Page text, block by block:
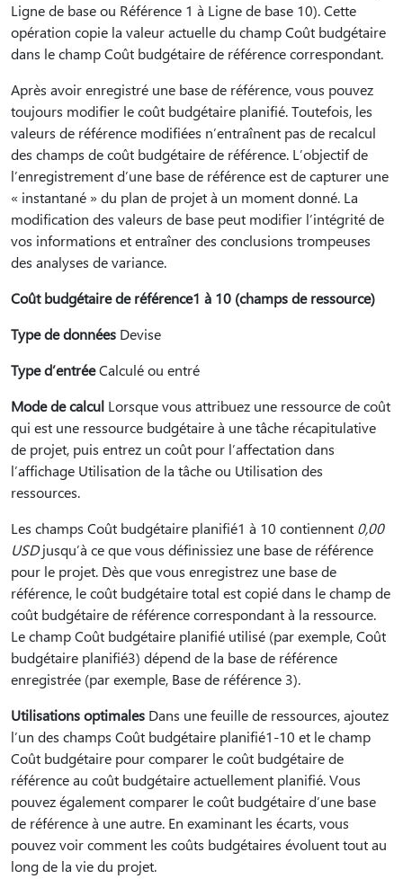
Ligne de base ou Référence 1 à Ligne de base 10). Cette
opération copie la valeur actuelle du champ Coût budgétaire
dans le champ Coût budgétaire de référence correspondant.
Après avoir enregistré une base de référence, vous pouvez
toujours modifier le coût budgétaire planifié. Toutefois, les
valeurs de référence modifiées n’entraînent pas de recalcul
des champs de coût budgétaire de référence. L’objectif de
l’enregistrement d’une base de référence est de capturer une
« instantané » du plan de projet à un moment donné. La
modification des valeurs de base peut modifier l’intégrité de
vos informations et entraîner des conclusions trompeuses
des analyses de variance.
Coût budgétaire de référence1 à 10 (champs de ressource)
Type de données Devise
Type d’entréeCalculé ou entré
Mode de calcul Lorsque vous attribuez une ressource de coût
qui est une ressource budgétaire à une tâche récapitulative
de projet, puis entrez un coût pour l’affectation dans
l’affichage Utilisation de la tâche ou Utilisation des
ressources.
Les champs Coût budgétaire planifié1 à 10 contiennent 0,00
USDjusqu’à ce que vous définissiez une base de référence
pour le projet. Dès que vous enregistrez une base de
référence, le coût budgétaire total est copié dans le champ de
coût budgétaire de référence correspondant à la ressource.
Le champ Coût budgétaire planifié utilisé (par exemple, Coût
budgétaire planifié3) dépend de la base de référence
enregistrée (par exemple, Base de référence 3).
Utilisations optimales Dans une feuille de ressources, ajoutez
l’un des champs Coût budgétaire planifié1-10 et le champ
Coût budgétaire pour comparer le coût budgétaire de
référence au coût budgétaire actuellement planifié. Vous
pouvez également comparer le coût budgétaire d’une base
de référence à une autre. En examinant les écarts, vous
pouvez voir comment les coûts budgétaires évoluent tout au
long de la vie du projet.